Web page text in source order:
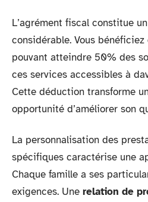
L’agrément fiscal constitue
considérable. Vous bénéficiez
pouvant atteindre 50% des
ces services accessibles à
Cette déduction transforme
opportunité d’améliorer son
La personnalisation des
spécifiques caractérise une
Chaque famille a ses
exigences. Une relation de